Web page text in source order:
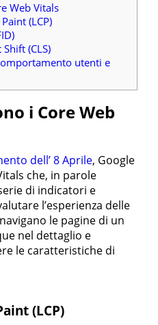
Web Vitals
(LCP)
(CLS)
utenti e
i Core Web
dell’ 8 Aprile, Google
che, in parole
di indicatori e
l’esperienza delle
le pagine di un
nel dettaglio e
le caratteristiche di
(LCP)